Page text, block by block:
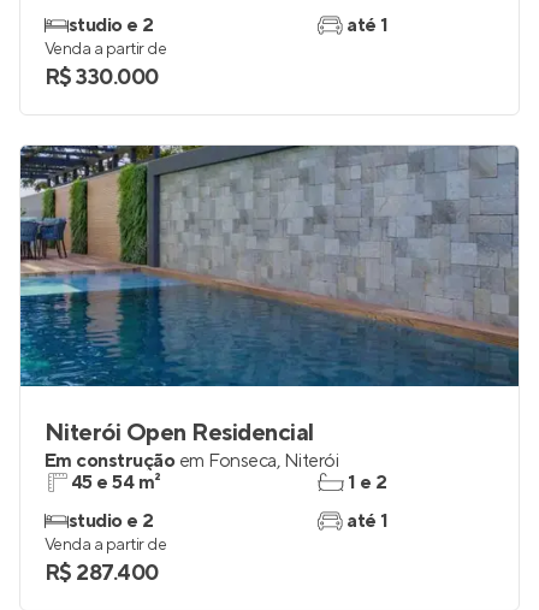
studio e 2
até 1
Venda a partir de
R$ 330.000
Niterói Open Residencial
Em construção em Fonseca, Niterói
45 e 54 m²
studio e 2
1 e 2
até 1
Venda a partir de
R$ 287.400